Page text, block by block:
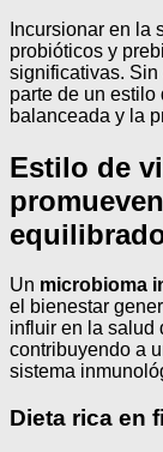
Incursionar en la
probióticos y
significativas. Sin
parte de un
balanceada y la
Estilo de
Un microbioma
el bienestar
influir en la salud
contribuyendo a
sistema
Dieta rica en